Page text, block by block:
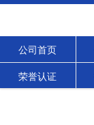
公司首页
荣誉认证